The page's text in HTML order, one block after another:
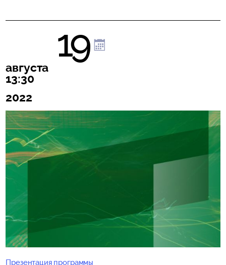
19
августа
13:30
2022
Презентация программы